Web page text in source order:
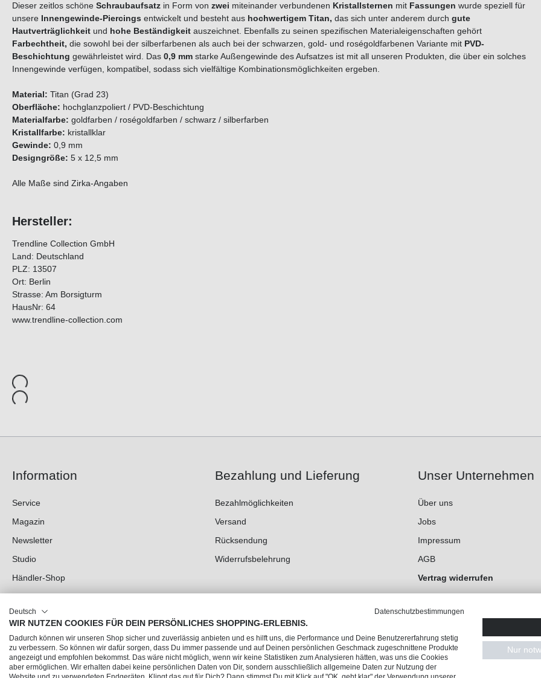
Dieser zeitlos schöne Schraubaufsatz in Form von zwei miteinander verbundenen Kristallsternen mit Fassungen wurde speziell für
unsere Innengewinde-Piercings entwickelt und besteht aus hochwertigem Titan, das sich unter anderem durch gute
Hautverträglichkeit und hohe Beständigkeit auszeichnet. Ebenfalls zu seinen spezifischen Materialeigenschaften gehört
Farbechtheit, die sowohl bei der silberfarbenen als auch bei der schwarzen, gold- und roségoldfarbenen Variante mit PVD-
Beschichtung gewährleistet wird. Das 0,9 mm starke Außengewinde des Aufsatzes ist mit all unseren Produkten, die über ein solches
Innengewinde verfügen, kompatibel, sodass sich vielfältige Kombinationsmöglichkeiten ergeben.
Material: Titan (Grad 23)
Oberfläche: hochglanzpoliert / PVD-Beschichtung
Materialfarbe: goldfarben / roségoldfarben / schwarz / silberfarben
Kristallfarbe: kristallklar
Gewinde: 0,9 mm
Designgröße: 5 x 12,5 mm
Alle Maße sind Zirka-Angaben
Hersteller:
Trendline Collection GmbH
Land: Deutschland
PLZ: 13507
Ort: Berlin
Strasse: Am Borsigturm
HausNr: 64
www.trendline-collection.com
Information
Service
Magazin
Newsletter
Studio
Händler-Shop
Bezahlung und Lieferung
Bezahlmöglichkeiten
Versand
Rücksendung
Widerrufsbelehrung
Unser Unternehmen
Über uns
Jobs
Impressum
AGB
Vertrag widerrufen
Datenschutz
Cookie-Einstellungen
Deutsch Datenschutzbestimmungen
WIR NUTZEN COOKIES FÜR DEIN PERSÖNLICHES SHOPPING-ERLEBNIS.
Dadurch können wir unseren Shop sicher und zuverlässig anbieten und es hilft uns, die Performance und Deine Benutzererfahrung stetig
zu verbessern. So können wir dafür sorgen, dass Du immer passende und auf Deinen persönlichen Geschmack zugeschnittene Produkte
angezeigt und empfohlen bekommst. Das wäre nicht möglich, wenn wir keine Statistiken zum Analysieren hätten, was uns die Cookies
aber ermöglichen. Wir erhalten dabei keine persönlichen Daten von Dir, sondern ausschließlich allgemeine Daten zur Nutzung der
Nur